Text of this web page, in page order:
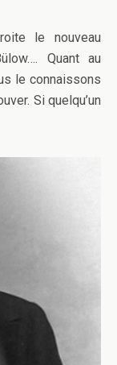
le nouveau
Quant au
le connaissons
Si quelqu’un